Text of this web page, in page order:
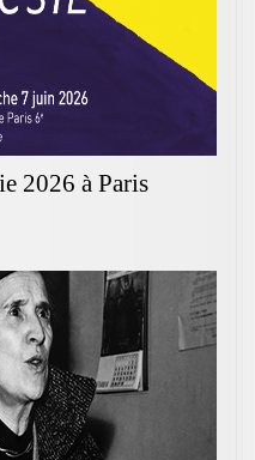
2026 à Paris